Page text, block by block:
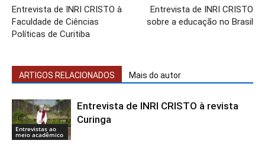
Entrevista de INRI CRISTO à
Faculdade de Ciências
Políticas de Curitiba
Entrevista de INRI CRISTO
sobre a educação no Brasil
ARTIGOS RELACIONADOS Mais do autor
Entrevistas ao
meio acadêmico
Entrevista de INRI CRISTO à revista
Curinga